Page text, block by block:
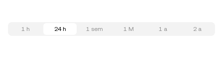
1 h 24 h 1 sem 1 M 1 a 2 a